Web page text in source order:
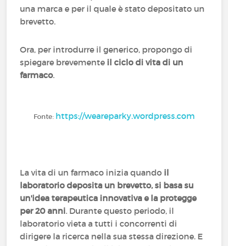
una marca e per il quale è stato depositato un
brevetto.
Ora, per introdurre il generico, propongo di
spiegare brevemente il ciclo di vita di un
farmaco.
Fonte: https://weareparky.wordpress.com
La vita di un farmaco inizia quando il
laboratorio deposita un brevetto, si basa su
un'idea terapeutica innovativa e la protegge
per 20 anni. Durante questo periodo, il
laboratorio vieta a tutti i concorrenti di
dirigere la ricerca nella sua stessa direzione. E